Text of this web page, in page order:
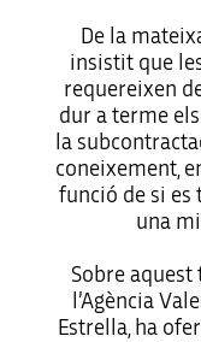
De la
insistit que
requereixen
dur a terme
la
coneixement,
funció de si es
una
Sobre aquest
l’Agència
Estrella, ha